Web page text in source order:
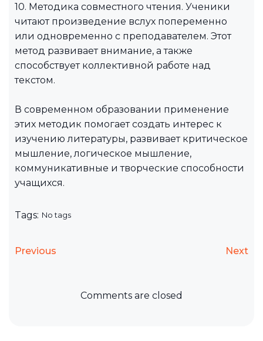
10. Методика совместного чтения. Ученики
читают произведение вслух попеременно
или одновременно с преподавателем. Этот
метод развивает внимание, а также
способствует коллективной работе над
текстом.
В современном образовании применение
этих методик помогает создать интерес к
изучению литературы, развивает критическое
мышление, логическое мышление,
коммуникативные и творческие способности
учащихся.
Tags: No tags
Previous Next
Comments are closed